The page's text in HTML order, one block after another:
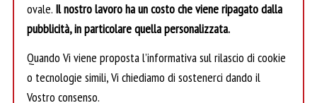
ovale. Il nostro lavoro ha un costo che viene ripagato dalla
pubblicità, in particolare quella personalizzata.
Quando Vi viene proposta l’informativa sul rilascio di cookie
o tecnologie simili, Vi chiediamo di sostenerci dando il
Vostro consenso.